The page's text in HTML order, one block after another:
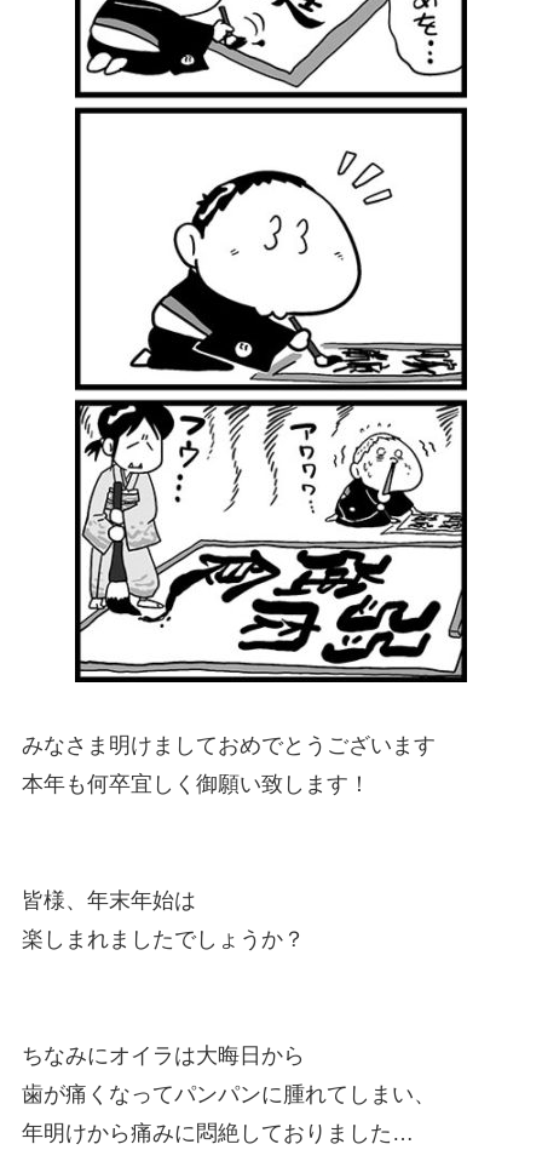
みなさま明けましておめでとうございます
本年も何卒宜しく御願い致します！
皆様、年末年始は
楽しまれましたでしょうか？
ちなみにオイラは大晦日から
歯が痛くなってパンパンに腫れてしまい、
年明けから痛みに悶絶しておりました…